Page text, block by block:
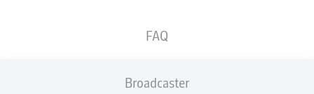
FAQ
Broadcaster